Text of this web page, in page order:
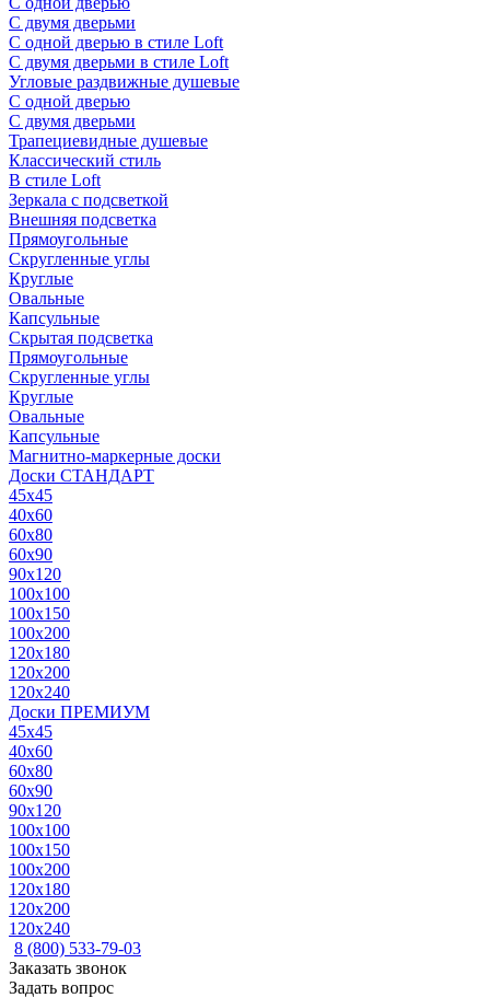
С двумя дверьми
С одной дверью в стиле Loft
С двумя дверьми в стиле Loft
Угловые раздвижные душевые
С одной дверью
С двумя дверьми
Трапециевидные душевые
Классический стиль
В стиле Loft
Зеркала с подсветкой
Внешняя подсветка
Прямоугольные
Скругленные углы
Круглые
Овальные
Капсульные
Скрытая подсветка
Прямоугольные
Скругленные углы
Круглые
Овальные
Капсульные
Магнитно-маркерные доски
Доски СТАНДАРТ
45x45
40x60
60x80
60x90
90x120
100x100
100x150
100x200
120x180
120x200
120x240
Доски ПРЕМИУМ
45x45
40x60
60x80
60x90
90x120
100x100
100x150
100x200
120x180
120x200
120x240
8 (800) 533-79-03
Заказать звонок
Задать вопрос